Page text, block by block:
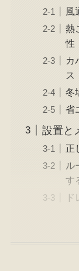
風
熱
性
カ
ス
冬
省
設置と
正
ル
す